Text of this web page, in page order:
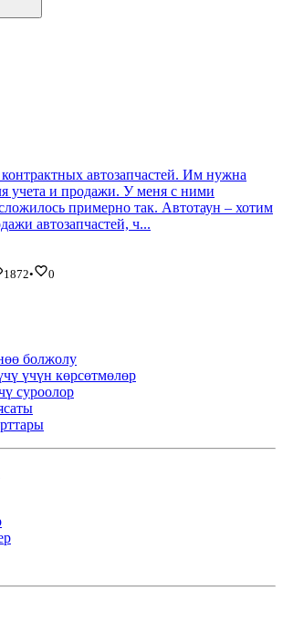
автозапчастей. Им нужна
учета и продажи. У меня с ними
примерно так. Автотаун – хотим
автозапчастей, ч...
1872• 0
болжолу
үчүн көрсөтмөлөр
суроолор